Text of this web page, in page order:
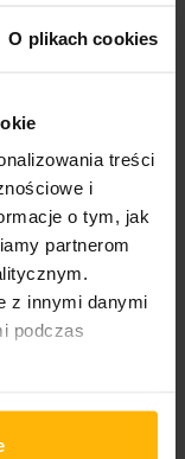
O plikach cookies
treści
i
o tym, jak
partnerom
z innymi danymi
podczas
VIP" weekend